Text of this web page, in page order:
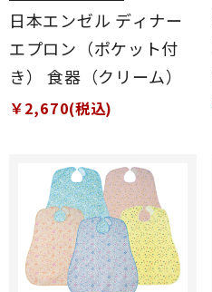
日本エンゼル ディナー
エプロン（ポケット付
き） 食器（クリーム）
￥2,670(税込)